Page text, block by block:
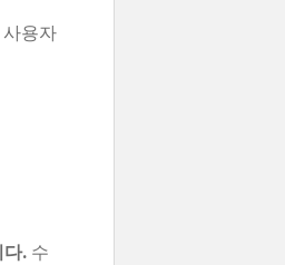
용자
. 수